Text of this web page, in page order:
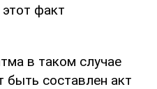
факт
в таком случае
быть составлен акт